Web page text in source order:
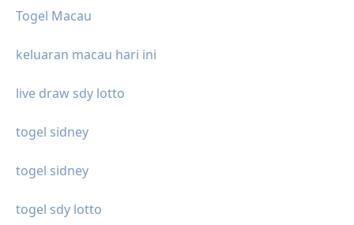
Togel Macau
keluaran macau hari ini
live draw sdy lotto
togel sidney
togel sidney
togel sdy lotto